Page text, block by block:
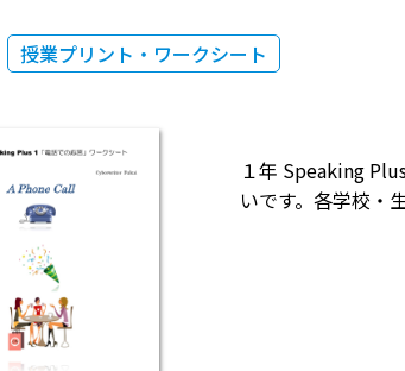
授業プリント・ワークシート
１年 Speaking
いです。各学校・